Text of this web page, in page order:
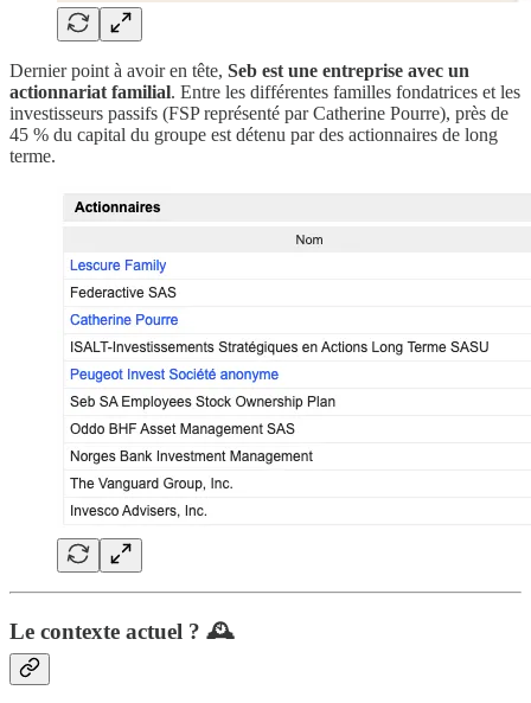
Dernier point à avoir en tête, Seb est une entreprise avec un
actionnariat familial. Entre les différentes familles fondatrices et les
investisseurs passifs (FSP représenté par Catherine Pourre), près de
45 % du capital du groupe est détenu par des actionnaires de long
terme.
Le contexte actuel ? 🕰